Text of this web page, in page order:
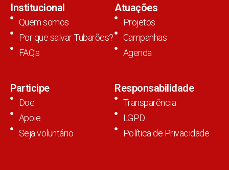
Institucional
Quem somos
Por que salvar Tubarões?
FAQ's
Atuações
Projetos
Campanhas
Agenda
Participe
Doe
Apoie
Seja voluntário
Responsabilidade
Transparência
LGPD
Política de Privacidade